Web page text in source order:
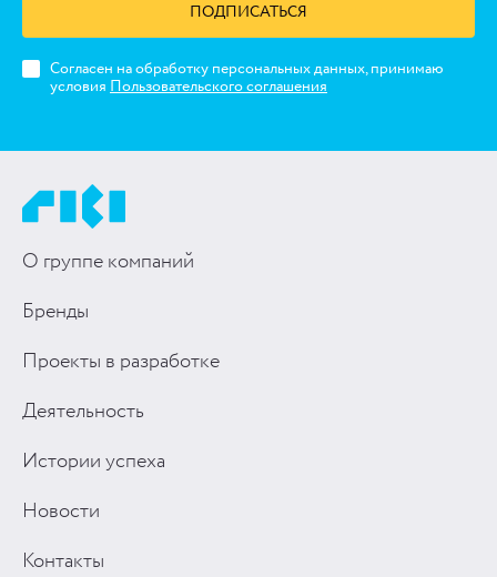
ПОДПИСАТЬСЯ
Согласен на обработку персональных данных, принимаю
условия Пользовательского соглашения
О группе компаний
Бренды
Проекты в разработке
Деятельность
Истории успеха
Новости
Контакты